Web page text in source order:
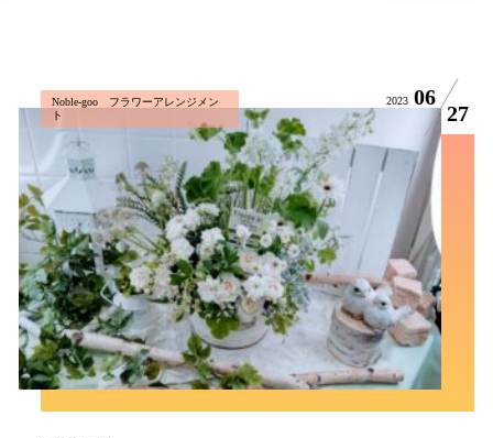
Noble-goo フラワーアレンジメン
ト
2023 06
27